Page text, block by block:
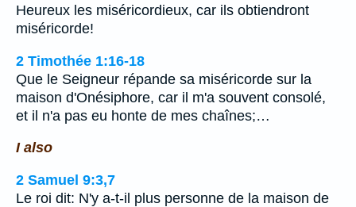
Heureux les miséricordieux, car ils obtiendront
miséricorde!
2 Timothée 1:16-18
Que le Seigneur répande sa miséricorde sur la
maison d'Onésiphore, car il m'a souvent consolé,
et il n'a pas eu honte de mes chaînes;…
I also
2 Samuel 9:3,7
Le roi dit: N'y a-t-il plus personne de la maison de